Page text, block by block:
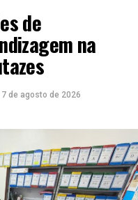
de
na
7 de agosto de 2026